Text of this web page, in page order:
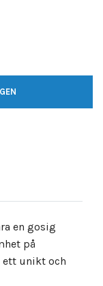
en gosig
på
ett unikt och